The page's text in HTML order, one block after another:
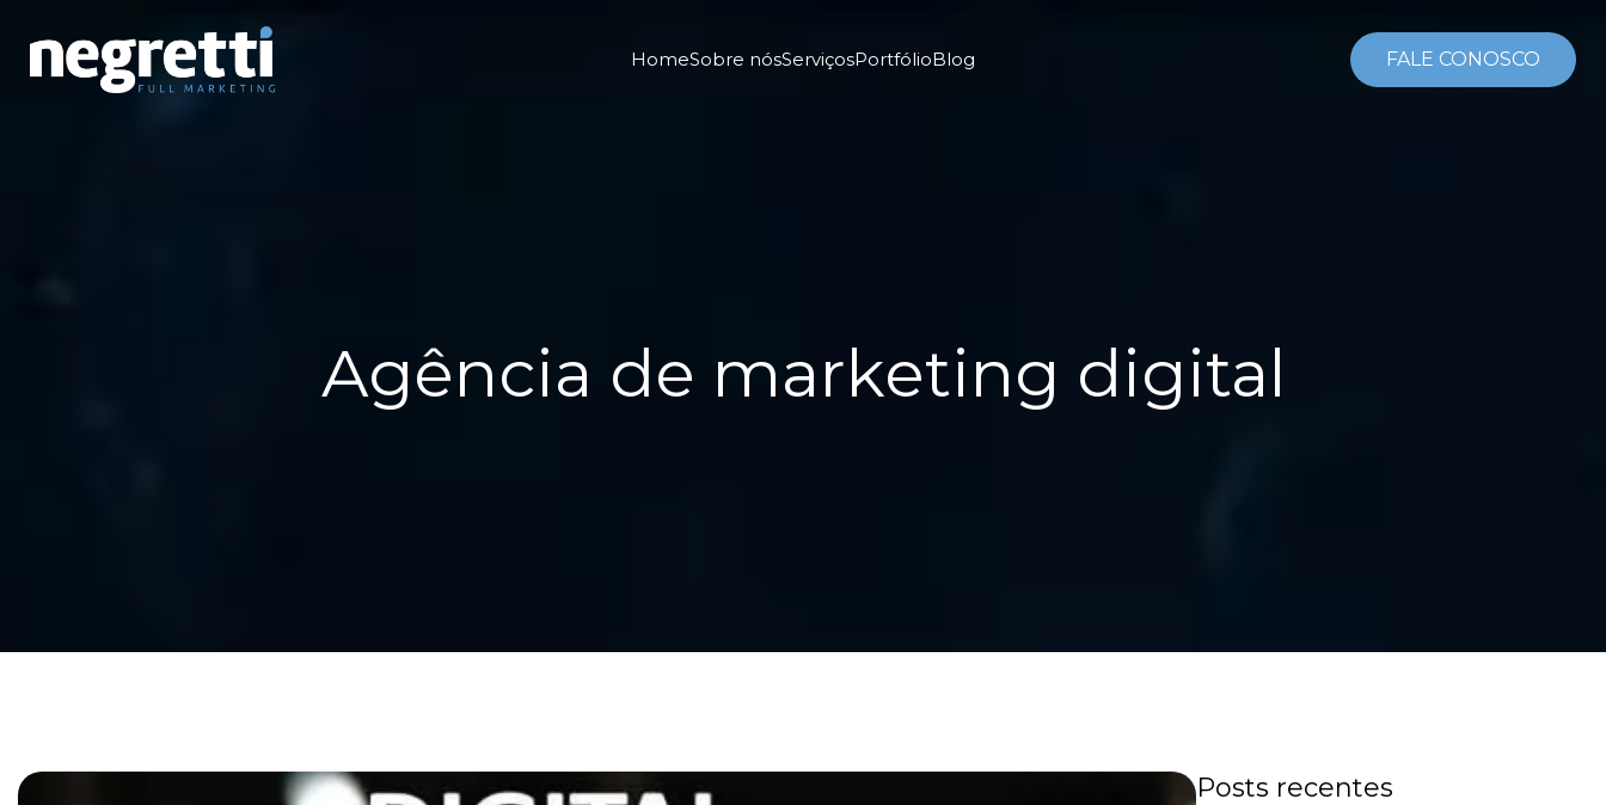
HomeSobre nósServiçosPortfólioBlog FALE CONOSCO
Agência de marketing digital
Posts recentes